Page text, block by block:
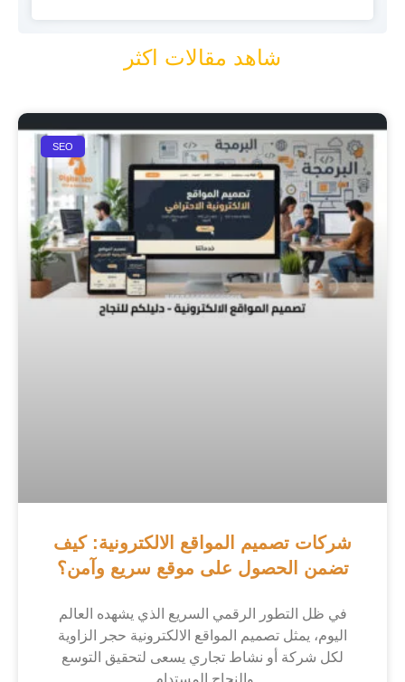
شاهد مقالات اكثر
SEO
شركات تصميم المواقع الالكترونية: كيف
تضمن الحصول على موقع سريع وآمن؟
في ظل التطور الرقمي السريع الذي يشهده العالم
اليوم، يمثل تصميم المواقع الالكترونية حجر الزاوية
لكل شركة أو نشاط تجاري يسعى لتحقيق التوسع
والنجاح المستدام.